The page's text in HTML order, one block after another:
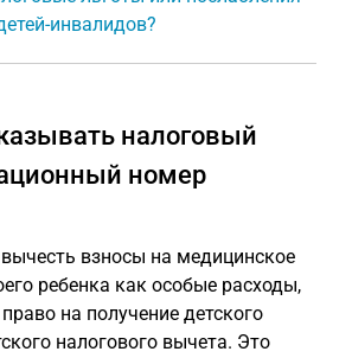
инвалидов?
налоговый
номер
взносы на медицинское
ребенка как особые расходы,
на получение детского
налогового вычета. Это